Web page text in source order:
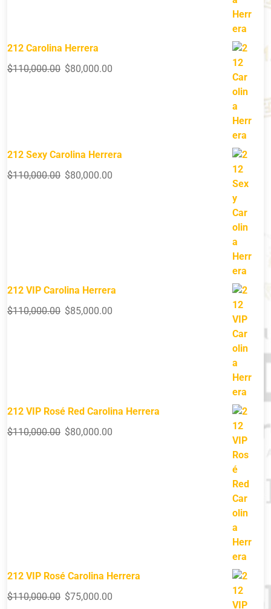
212 Carolina Herrera
$110,000.00 $80,000.00
212 Sexy Carolina Herrera
$110,000.00 $80,000.00
212 VIP Carolina Herrera
$110,000.00 $85,000.00
212 VIP Rosé Red Carolina Herrera
$110,000.00 $80,000.00
212 VIP Rosé Carolina Herrera
$110,000.00 $75,000.00